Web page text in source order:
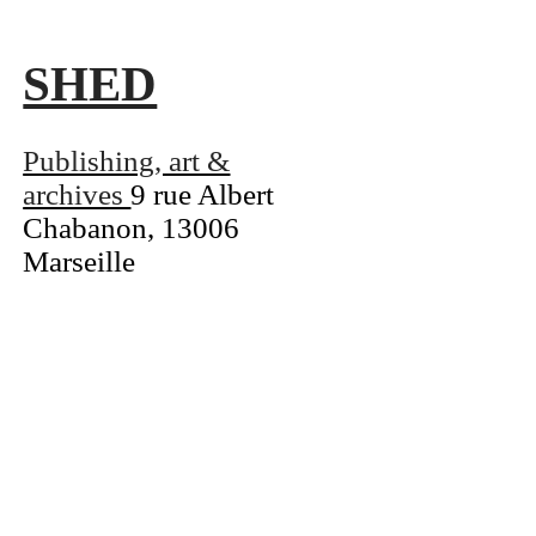
SHED
Publishing, art &
archives9 rue Albert
Chabanon, 13006
Marseille